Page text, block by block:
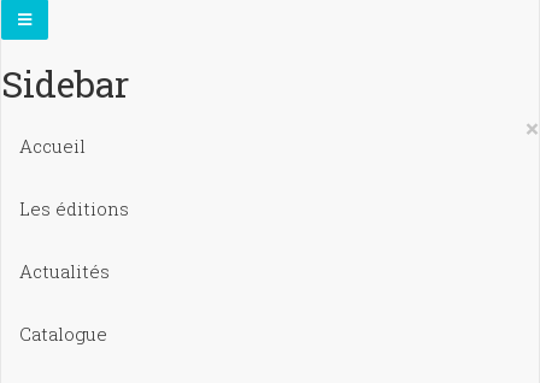
Sidebar
×
Accueil
Les éditions
Actualités
Catalogue